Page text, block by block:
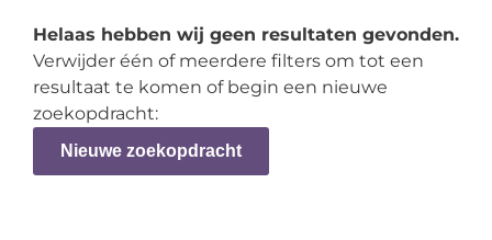
Helaas hebben wij geen resultaten gevonden.
Verwijder één of meerdere filters om tot een
resultaat te komen of begin een nieuwe
zoekopdracht:
Nieuwe zoekopdracht